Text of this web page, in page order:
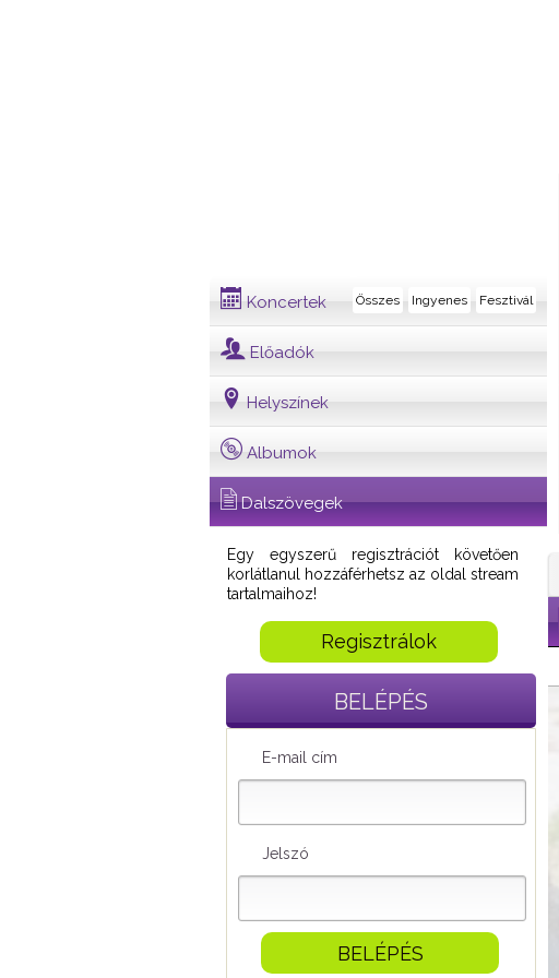
Koncertek Fesztivál
Ingyenes
Összes
Előadók
Helyszínek
Albumok
Dalszövegek
Egy egyszerű regisztrációt követően
korlátlanul hozzáférhetsz az oldal stream
tartalmaihoz!
Regisztrálok
BELÉPÉS
E-mail cím
Jelszó